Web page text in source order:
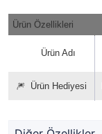
Ürün Özellikleri
Ürün Adı
🎆 Ürün Hediyesi